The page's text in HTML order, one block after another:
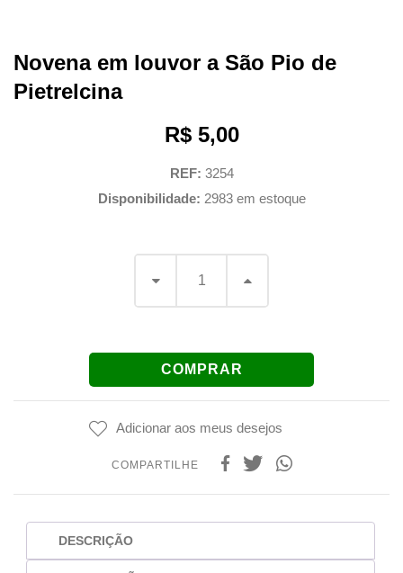
Novena em louvor a São Pio de
Pietrelcina
R$5,00
REF: 3254
Disponibilidade: 2983 em estoque
COMPRAR
Adicionar aos meus desejos
COMPARTILHE
DESCRIÇÃO